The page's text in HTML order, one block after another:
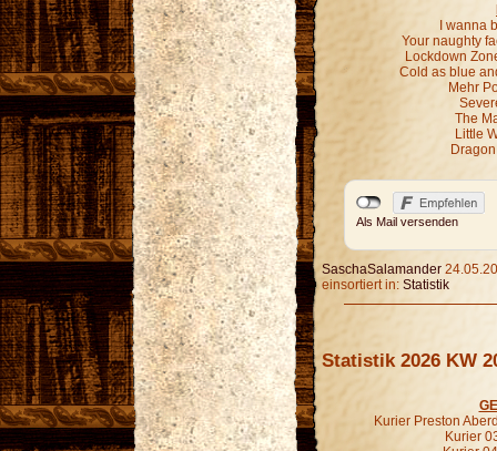
I wanna
Your naughty
Lockdown
Cold as blue
Mehr
The
Little
Als Mail versenden
SaschaSalamander
einsortiert in: Statistik
Statistik 2026 KW
Kurier Preston
Kurier